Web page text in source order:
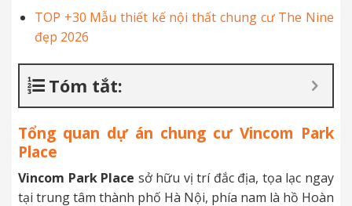
TOP +30 Mẫu thiết kế nội thất chung cư The Nine
đẹp 2026
Tóm tắt:
Tổng quan dự án chung cư Vincom Park
Place
Vincom Park Place sở hữu vị trí đắc địa, tọa lạc ngay
tại trung tâm thành phố Hà Nội, phía nam là hồ Hoàn